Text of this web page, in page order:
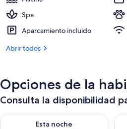
2
Spa
Aparcamiento incluido
Abrir todos
Opciones de la
Consulta la disponibilidad
Esta noche
Consulta la disponibilidad para